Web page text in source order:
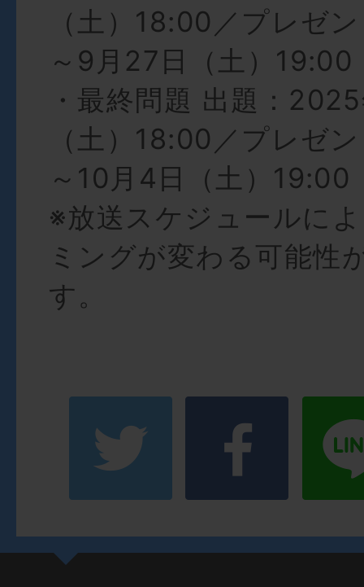
（土）18:00／プレゼ
～9月27日（土）19:00
・最終問題 出題：
（土）18:00／プレゼ
～10月4日（土）19:00
※放送スケジュールに
ミングが変わる可能性
す。